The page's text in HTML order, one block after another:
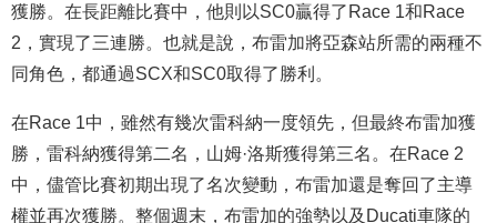
獲勝。在長距離比賽中，他則以SC0贏得了Race 1和Race
2，實現了三連勝。也就是說，布雷加將亞森站所需的兩種不
同角色，都通過SCX和SC0取得了勝利。
在Race 1中，雖然有幾次雷科納一度領先，但最終布雷加獲
勝，雷科納獲得第二名，山姆·洛斯獲得第三名。在Race 2
中，儘管比賽初期出現了名次變動，布雷加還是奪回了主導
權並再次獲勝。整個週末，布雷加的強勢以及Ducati車隊的